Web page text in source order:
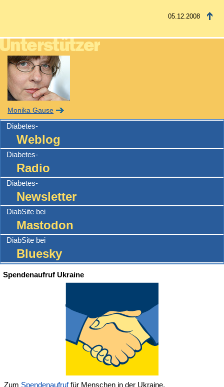
05.12.2008
Monika Gause
Diabetes-
Weblog
Diabetes-
Radio
Diabetes-
Newsletter
DiabSite bei
Mastodon
DiabSite bei
Bluesky
Spendenaufruf Ukraine
Zum Spendenaufruffür Menschen in der Ukraine.